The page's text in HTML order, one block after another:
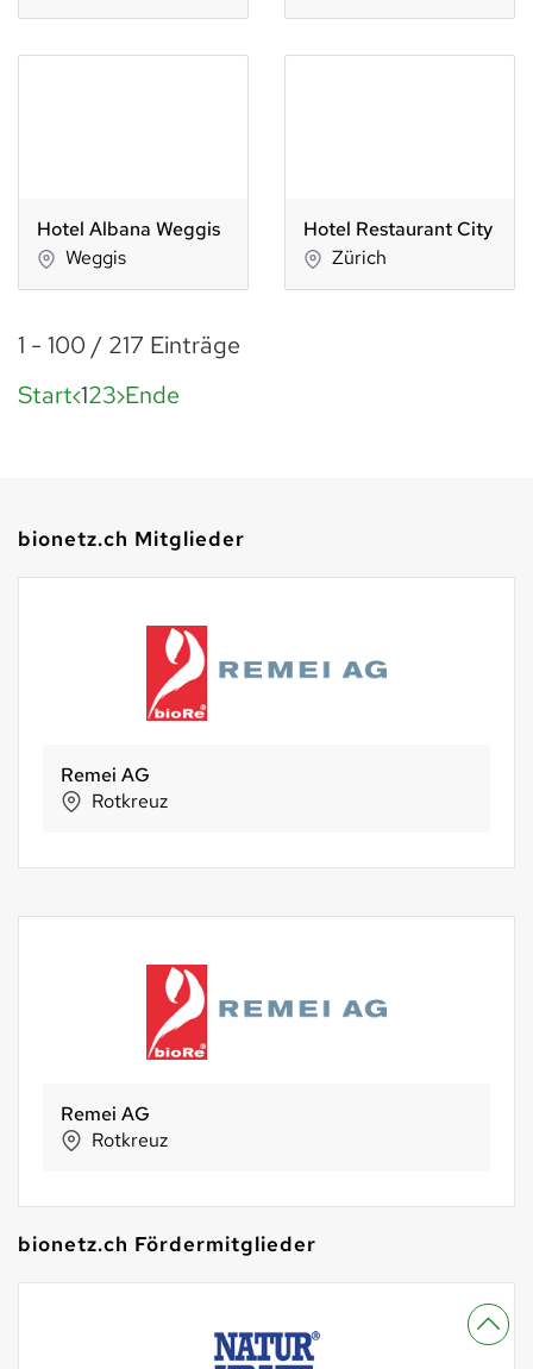
Hotel Albana Weggis
Weggis
Hotel Restaurant City
Zürich
1 - 100 / 217 Einträge
Start 123 Ende
bionetz.ch Mitglieder
Remei AG
Rotkreuz
Remei AG
Rotkreuz
bionetz.ch Fördermitglieder